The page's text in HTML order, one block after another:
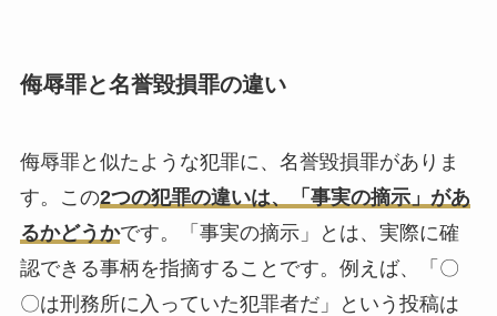
侮辱罪と名誉毀損罪の違い
侮辱罪と似たような犯罪に、名誉毀損罪がありま
す。この2つの犯罪の違いは、「事実の摘示」があ
るかどうかです。「事実の摘示」とは、実際に確
認できる事柄を指摘することです。例えば、「〇
〇は刑務所に入っていた犯罪者だ」という投稿は